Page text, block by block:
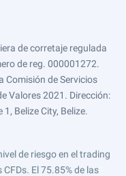
de corretaje regulada
de reg. 000001272.
Comisión de Servicios
Valores 2021. Dirección:
Belize City, Belize.
de riesgo en el trading
El 75.85% de las